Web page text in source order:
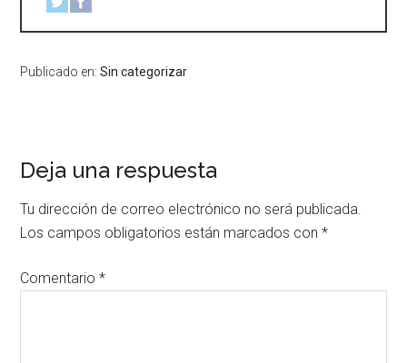
Publicado en:Sin categorizar
Deja una respuesta
Tu dirección de correo electrónico no será publicada.
Los campos obligatorios están marcados con*
Comentario*